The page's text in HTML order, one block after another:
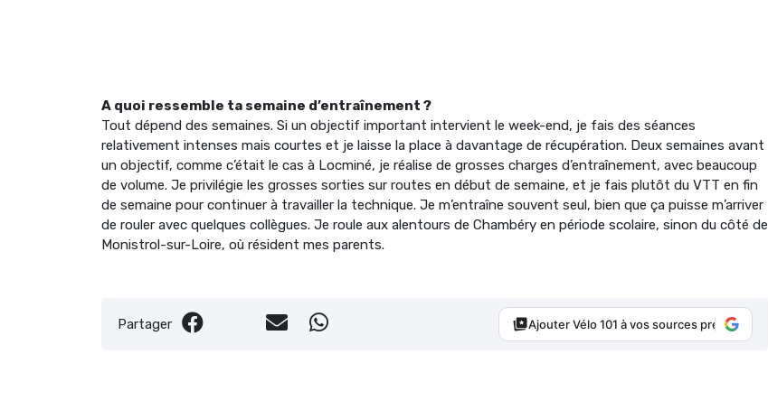
A quoi ressemble ta semaine d’entraînement ?
Tout dépend des semaines. Si un objectif important intervient le week-end, je fais des séances
relativement intenses mais courtes et je laisse la place à davantage de récupération. Deux semaines avant
un objectif, comme c’était le cas à Locminé, je réalise de grosses charges d’entraînement, avec beaucoup
de volume. Je privilégie les grosses sorties sur routes en début de semaine, et je fais plutôt du VTT en fin
de semaine pour continuer à travailler la technique. Je m’entraîne souvent seul, bien que ça puisse m’arriver
de rouler avec quelques collègues. Je roule aux alentours de Chambéry en période scolaire, sinon du côté de
Monistrol-sur-Loire, où résident mes parents.
Partager Ajouter Vélo 101 à vos sources préférées